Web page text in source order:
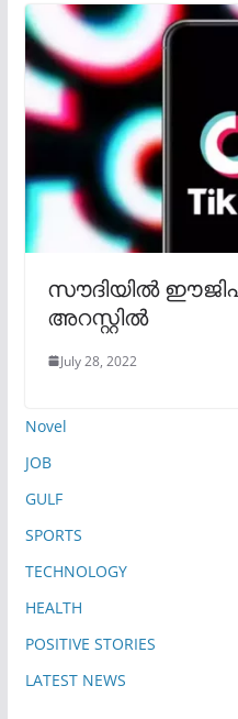
സൗദിയില്‍
അറസ്റ്റില്‍
July 28, 2022
Novel
JOB
GULF
SPORTS
TECHNOLOGY
HEALTH
POSITIVE STORIES
LATEST NEWS